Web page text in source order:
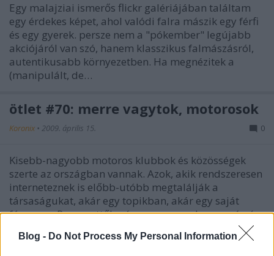
Blog - Do Not Process My Personal Information
Egy malajziai ismerős flickr galériájában találtam
egy érdekes képet, ahol valódi falra mászik egy férfi
és egy gyerek. persze nem a "pókember" legújabb
akciójáról van szó, hanem klasszikus falmászásról,
autentikusabb környezetben. Ha megnézitek a
(manipulált, de…
ötlet #70: merre vagytok, motorosok
Koronix • 2009. április 15. 0
Kisebb-nagyobb motoros klubbok és közösségek
szerte az országban vannak. Azok, akik rendszeresen
interneteznek is előbb-utóbb megtalálják a
társaságukat, akár egy topikban, akár egy saját
fórumon. Persze ettől még nagy marad az ország és